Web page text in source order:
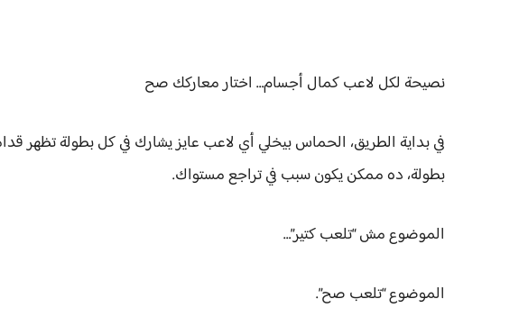
نصيحة لكل لاعب كمال أجسام… اختار معاركك صح
في بداية الطريق، الحماس بيخلي أي لاعب عايز يشارك في كل بطولة تظهر
بطولة، ده ممكن يكون سبب في تراجع مستواك.
الموضوع مش “تلعب كتير”…
الموضوع “تلعب صح”.